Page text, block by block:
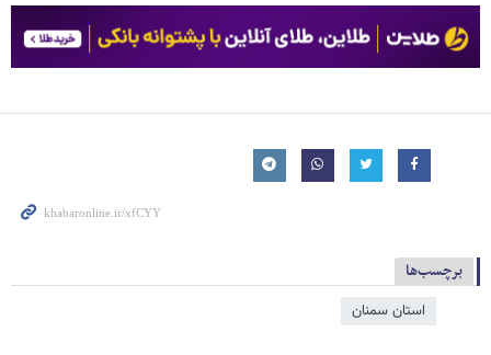
برچسب‌ها
استان سمنان